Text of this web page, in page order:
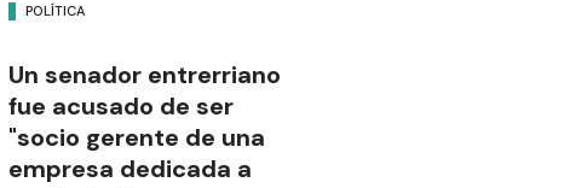
POLÍTICA
Un senador entrerriano
fue acusado de ser
"socio gerente de una
empresa dedicada a